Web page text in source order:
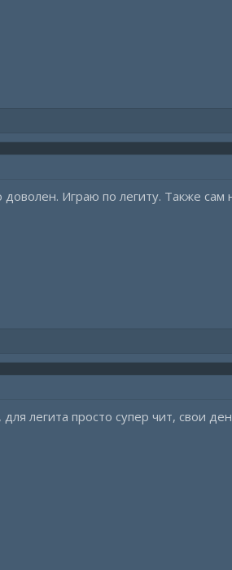
Играю по легиту. Также сам
легита просто супер чит, свои